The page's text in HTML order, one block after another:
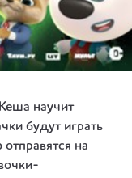
научит
будут играть
на